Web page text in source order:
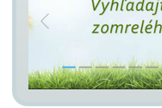
Previous